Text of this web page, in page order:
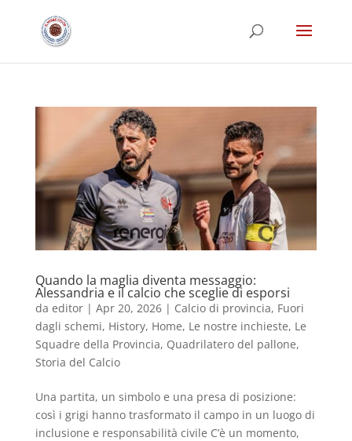
Quando la maglia diventa messaggio:
Alessandria e il calcio che sceglie di esporsi
da editor| Apr 20, 2026| Calcio di provincia, Fuori
dagli schemi, History, Home, Le nostre inchieste, Le
Squadre della Provincia, Quadrilatero del pallone,
Storia del Calcio
Una partita, un simbolo e una presa di posizione:
così i grigi hanno trasformato il campo in un luogo di
inclusione e responsabilità civile C’è un momento,